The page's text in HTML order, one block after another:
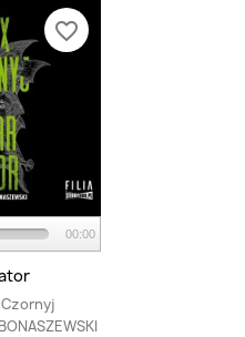
00:00
Czornyj
favorite_border